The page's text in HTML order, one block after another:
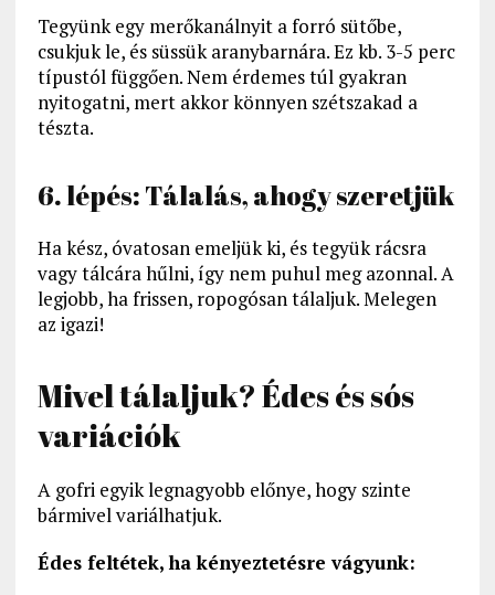
Tegyünk egy merőkanálnyit a forró sütőbe,
csukjuk le, és süssük aranybarnára. Ez kb. 3-5 perc
típustól függően. Nem érdemes túl gyakran
nyitogatni, mert akkor könnyen szétszakad a
tészta.
6. lépés: Tálalás, ahogy szeretjük
Ha kész, óvatosan emeljük ki, és tegyük rácsra
vagy tálcára hűlni, így nem puhul meg azonnal. A
legjobb, ha frissen, ropogósan tálaljuk. Melegen
az igazi!
Mivel tálaljuk? Édes és sós
variációk
A gofri egyik legnagyobb előnye, hogy szinte
bármivel variálhatjuk.
Édes feltétek, ha kényeztetésre vágyunk: